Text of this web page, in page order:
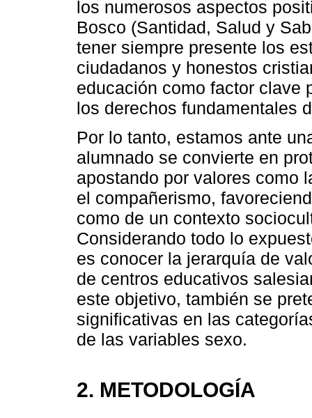
los numerosos aspectos
Bosco (Santidad, Salud y
tener siempre presente los
ciudadanos y honestos
educación como factor clave
los derechos fundamentales
Por lo tanto, estamos ante
alumnado se convierte en
apostando por valores como
el compañerismo,
como de un contexto
Considerando todo lo
es conocer la jerarquía de
de centros educativos
este objetivo, también se
significativas en las
de las variables sexo.
2. METODOLOGÍA